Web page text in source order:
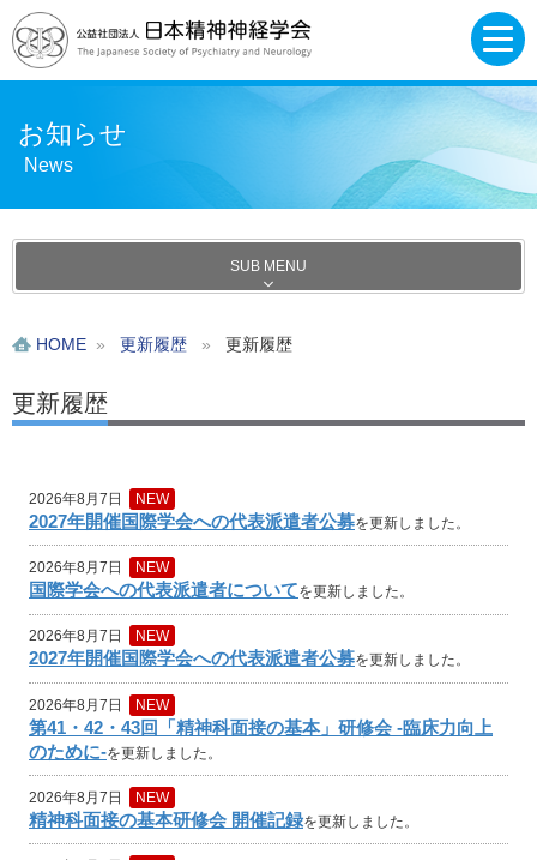
お知らせ
News
SUB MENU
HOME » 更新履歴 » 更新履歴
更新履歴
2026年8月7日 NEW
2027年開催国際学会への代表派遣者公募を更新しました。
2026年8月7日 NEW
国際学会への代表派遣者についてを更新しました。
2026年8月7日 NEW
2027年開催国際学会への代表派遣者公募を更新しました。
2026年8月7日 NEW
第41・42・43回「精神科面接の基本」研修会 -臨床力向上
のために-を更新しました。
2026年8月7日 NEW
精神科面接の基本研修会 開催記録を更新しました。